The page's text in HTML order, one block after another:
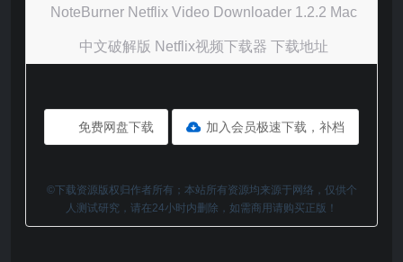
NoteBurner Netflix Video Downloader 1.2.2 Mac
中文破解版 Netflix视频下载器 下载地址
免费网盘下载 加入会员极速下载，补档
©下载资源版权归作者所有；本站所有资源均来源于网络，仅供个
人测试研究，请在24小时内删除，如需商用请购买正版！